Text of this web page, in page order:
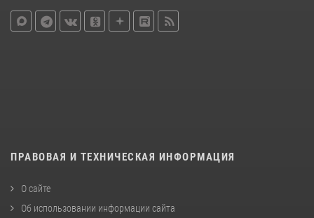
ПРАВОВАЯ И ТЕХНИЧЕСКАЯ ИНФОРМАЦИЯ
О сайте
Об использовании информации сайта